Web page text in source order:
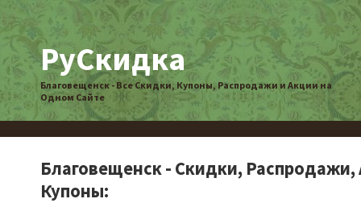
РуСкидка
Благовещенск - Все Скидки, Купоны, Распродажи и Акции на
Одном Сайте
Благовещенск - Скидки, Распродажи,
Купоны: